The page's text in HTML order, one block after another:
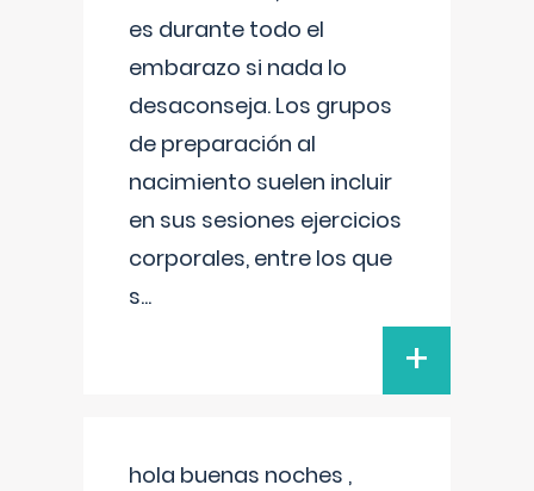
es durante todo el
embarazo si nada lo
desaconseja. Los grupos
de preparación al
nacimiento suelen incluir
en sus sesiones ejercicios
corporales, entre los que
s...
+
hola buenas noches ,